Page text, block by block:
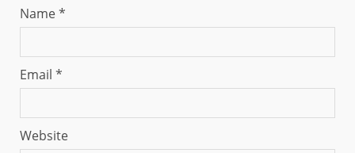
Name*
Email *
Website